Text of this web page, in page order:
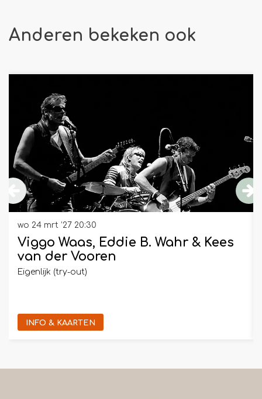
Anderen bekeken ook
Viggo Waas, Eddie B. Wahr & Kees
van der Vooren
Eigenlijk (try-out)
wo 24 mrt ’27 20:30
INFO & KAARTEN